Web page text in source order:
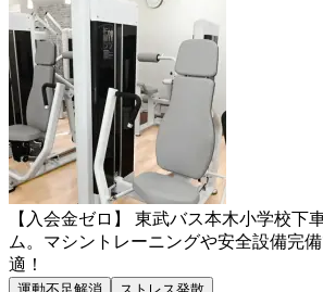
【入会金ゼロ】 東武バス本木小学校下
ム。マシントレーニングや安全設備完
適！